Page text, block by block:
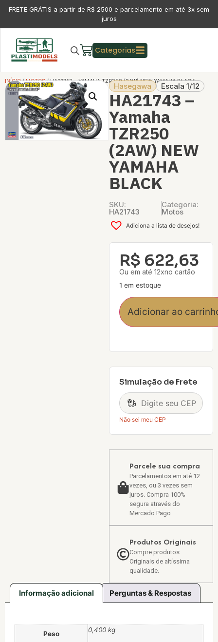
FRETE GRÁTIS a partir de R$ 2500 e parcelamento em até 3x sem
juros
Categorias
INÍCIO/MOTOS/ HA21743 – YAMAHA TZR250 (2AW) NEW YAMAHA BLACK
Hasegawa Escala 1/12
HA21743 –
Yamaha
TZR250
(2AW) NEW
YAMAHA
BLACK
SKU:
HA21743
Categoria:
Motos
Adiciona a lista de desejos!
R$ 622,63
Ou em até 12xno cartão
1 em estoque
Adicionar ao
Simulação de Frete
Não sei meu CEP
Parcele sua compra
Parcelamentos em até 12
vezes, ou 3 vezes sem
juros. Compra 100%
segura através do
Mercado Pago
Produtos Originais
Compre produtos
Originais de altíssima
qualidade.
Informação adicional Perguntas & Respostas
Peso 0,400 kg